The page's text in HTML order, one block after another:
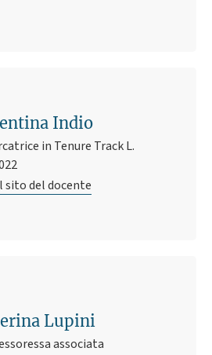
Indio
in Tenure Track L.
sito del docente
Lupini
associata